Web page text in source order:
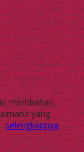
membahas
yang
selengkapnya